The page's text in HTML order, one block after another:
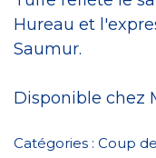
Hureau et
Saumur.
Disponible chez
Catégories : Coup